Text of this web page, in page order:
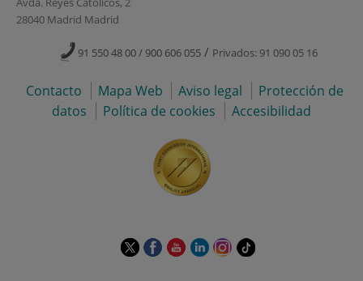
28040 Madrid Madrid
91 550 48 00 / 900 606 055 / Privados: 91 090 05 16
Contacto Mapa Web Aviso legal
Protección de
datos
Política de cookies Accesibilidad
Este Este EsteEsteEste Enlace